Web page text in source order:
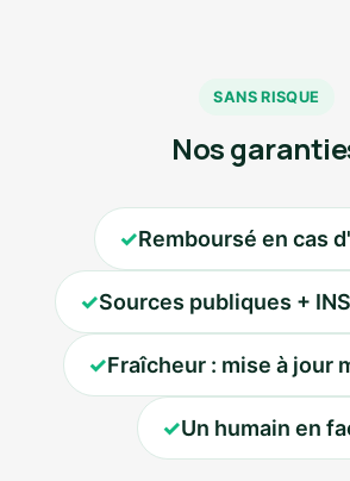
SANS RISQUE
Nos
✓Remboursé en cas
✓Sources publiques +
✓Fraîcheur : mise à jour
✓Un humain en